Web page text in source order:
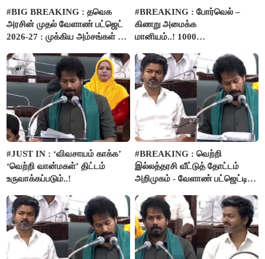
#BIG BREAKING : தவெக
அரசின் முதல் வேளாண் பட்ஜெட்
2026-27 : முக்கிய அம்சங்கள் ஓர்
#BREAKING : போர்வெல் –
கிணறு அமைக்க
மானியம்..! 1000
பம்புசெட் வழங்கப்படும்..!
#JUST IN : ‘விவசாயம் காக்க’
‘வெற்றி வான்மகள்’ திட்டம்
உருவாக்கப்படும்..!
#BREAKING : வெற்றி
இல்லத்தரசி வீட்டுத் தோட்டம்
அறிமுகம் - வேளாண் பட்ஜெட்டில்